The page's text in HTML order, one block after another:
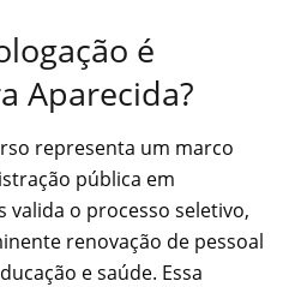
é
Aparecida?
representa um marco
pública em
valida o processo seletivo,
renovação de pessoal
e saúde. Essa